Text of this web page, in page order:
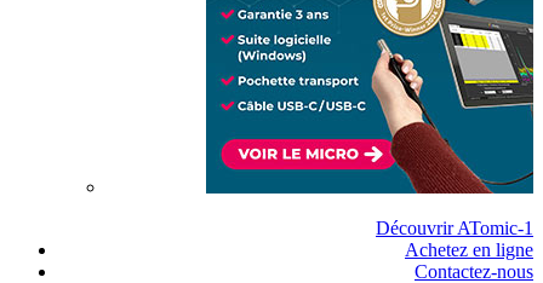
Découvrir ATomic-1
Achetez en ligne
Contactez-nous